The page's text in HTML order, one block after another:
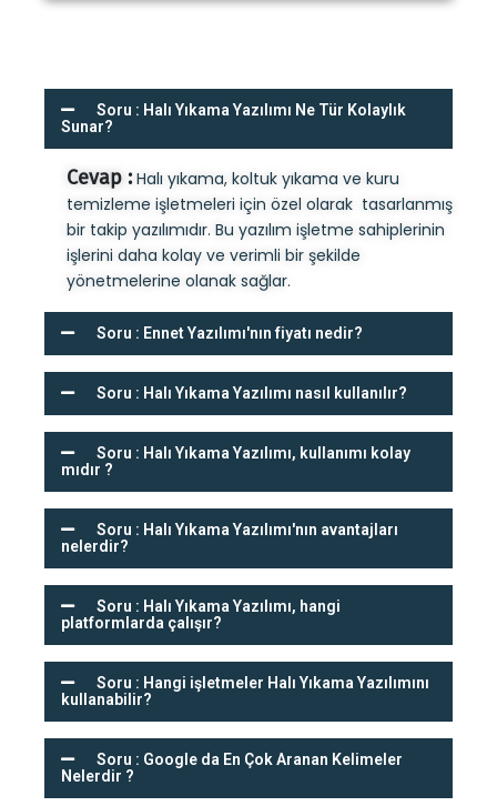
Soru : Halı Yıkama Yazılımı Ne Tür Kolaylık
Sunar?
Cevap :Halı yıkama, koltuk yıkama ve kuru
temizleme işletmeleri için özel olarak tasarlanmış
bir takip yazılımıdır. Bu yazılım işletme sahiplerinin
işlerini daha kolay ve verimli bir şekilde
yönetmelerine olanak sağlar.
Soru : Ennet Yazılımı'nın fiyatı nedir?
Soru : Halı Yıkama Yazılımı nasıl kullanılır?
Soru : Halı Yıkama Yazılımı, kullanımı kolay
mıdır ?
Soru : Halı Yıkama Yazılımı'nın avantajları
nelerdir?
Soru : Halı Yıkama Yazılımı, hangi
platformlarda çalışır?
Soru : Hangi işletmeler Halı Yıkama Yazılımını
kullanabilir?
Soru : Google da En Çok Aranan Kelimeler
Nelerdir ?